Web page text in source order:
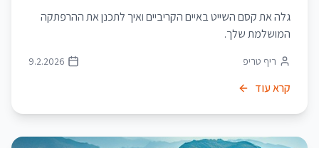
גלה את קסם השייט באיים הקריביים ואיך לתכנן את ההרפתקה
המושלמת שלך.
ריף טריפ 9.2.2026
קרא עוד